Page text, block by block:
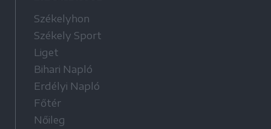
Székelyhon
Székely Sport
Liget
Bihari Napló
Erdélyi Napló
Főtér
Nőileg